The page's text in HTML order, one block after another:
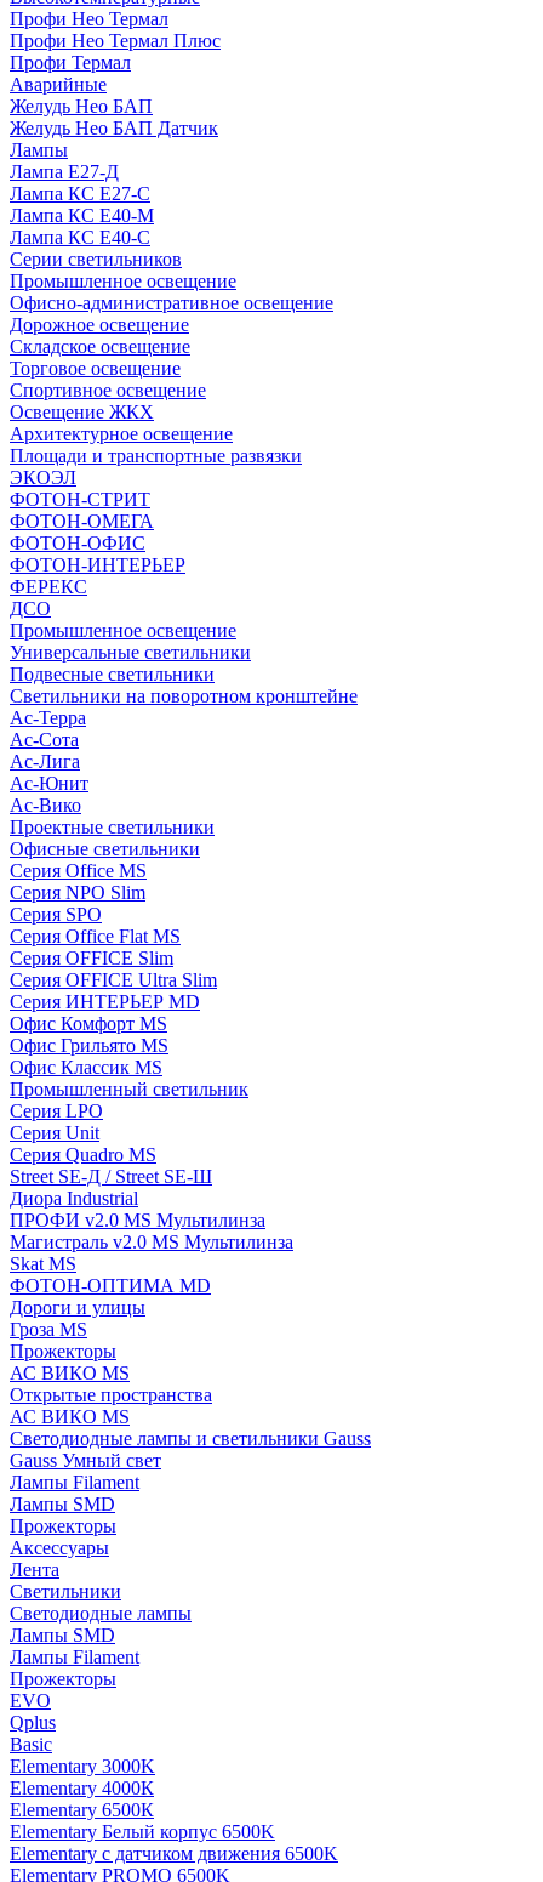
Профи Нео Термал
Профи Нео Термал Плюс
Профи Термал
Аварийные
Желудь Нео БАП
Желудь Нео БАП Датчик
Лампы
Лампа Е27-Д
Лампа КС Е27-С
Лампа КС Е40-М
Лампа КС Е40-С
Серии светильников
Промышленное освещение
Офисно-административное освещение
Дорожное освещение
Складское освещение
Торговое освещение
Спортивное освещение
Освещение ЖКХ
Архитектурное освещение
Площади и транспортные развязки
ЭКОЭЛ
ФОТОН-СТРИТ
ФОТОН-ОМЕГА
ФОТОН-ОФИС
ФОТОН-ИНТЕРЬЕР
ФЕРЕКС
ДСО
Промышленное освещение
Универсальные светильники
Подвесные светильники
Светильники на поворотном кронштейне
Ас-Терра
Ас-Сота
Ас-Лига
Ас-Юнит
Ас-Вико
Проектные светильники
Офисные светильники
Серия Office MS
Серия NPO Slim
Серия SPO
Серия Office Flat MS
Серия OFFICE Slim
Серия OFFICE Ultra Slim
Серия ИНТЕРЬЕР MD
Офис Комфорт MS
Офис Грильято MS
Офис Классик MS
Промышленный светильник
Серия LPO
Серия Unit
Серия Quadro MS
Street SE-Д / Street SE-Ш
Диора Industrial
ПРОФИ v2.0 MS Мультилинза
Магистраль v2.0 MS Мультилинза
Skat MS
ФОТОН-ОПТИМА MD
Дороги и улицы
Гроза MS
Прожекторы
АС ВИКО MS
Открытые пространства
АС ВИКО MS
Светодиодные лампы и светильники Gauss
Gauss Умный свет
Лампы Filament
Лампы SMD
Прожекторы
Аксессуары
Лента
Светильники
Светодиодные лампы
Лампы SMD
Лампы Filament
Прожекторы
EVO
Qplus
Basic
Elementary 3000K
Elementary 4000К
Elementary 6500К
Elementary Белый корпус 6500K
Elementary с датчиком движения 6500K
Elementary PROMO 6500K